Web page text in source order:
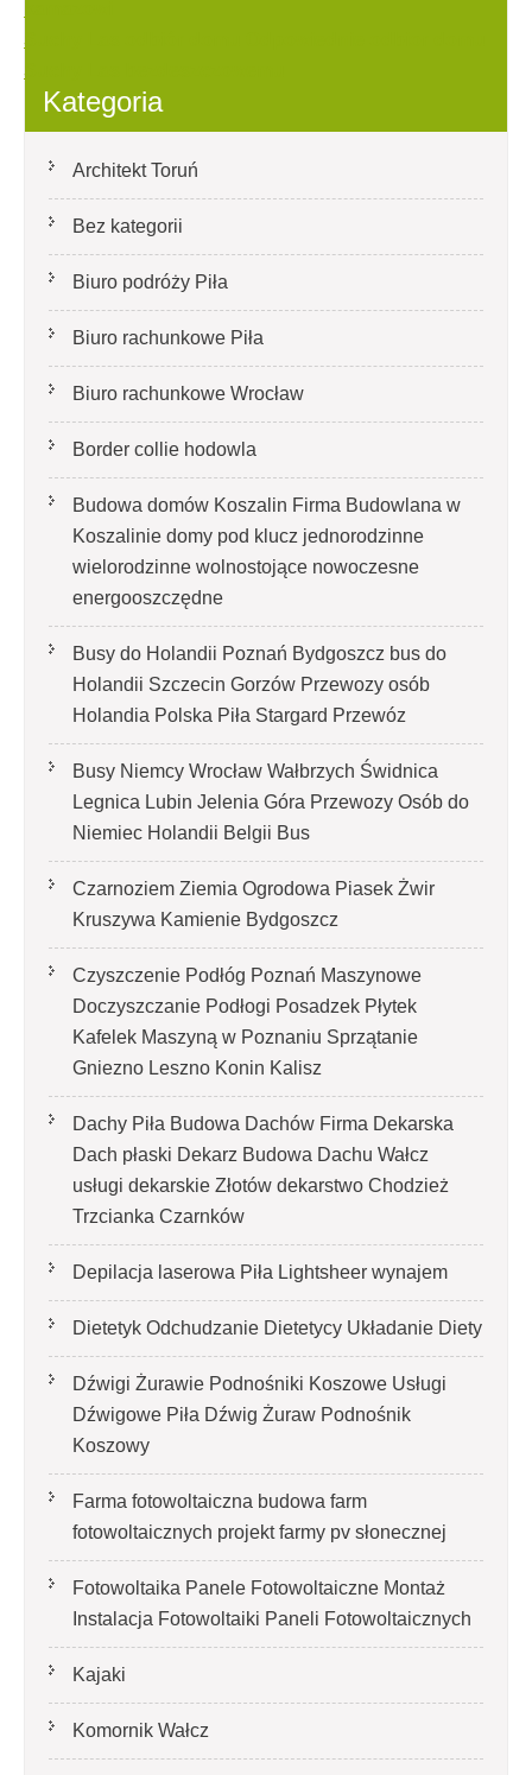
wpisu
Suchy Las odbiór domu Odpowiednie odbior domu
Suchy Las bezdeszczowemu
Kategoria
Architekt Toruń
Bez kategorii
Biuro podróży Piła
Biuro rachunkowe Piła
Biuro rachunkowe Wrocław
Border collie hodowla
Budowa domów Koszalin Firma Budowlana w
Koszalinie domy pod klucz jednorodzinne
wielorodzinne wolnostojące nowoczesne
energooszczędne
Busy do Holandii Poznań Bydgoszcz bus do
Holandii Szczecin Gorzów Przewozy osób
Holandia Polska Piła Stargard Przewóz
Busy Niemcy Wrocław Wałbrzych Świdnica
Legnica Lubin Jelenia Góra Przewozy Osób do
Niemiec Holandii Belgii Bus
Czarnoziem Ziemia Ogrodowa Piasek Żwir
Kruszywa Kamienie Bydgoszcz
Czyszczenie Podłóg Poznań Maszynowe
Doczyszczanie Podłogi Posadzek Płytek
Kafelek Maszyną w Poznaniu Sprzątanie
Gniezno Leszno Konin Kalisz
Dachy Piła Budowa Dachów Firma Dekarska
Dach płaski Dekarz Budowa Dachu Wałcz
usługi dekarskie Złotów dekarstwo Chodzież
Trzcianka Czarnków
Depilacja laserowa Piła Lightsheer wynajem
Dietetyk Odchudzanie Dietetycy Układanie Diety
Dźwigi Żurawie Podnośniki Koszowe Usługi
Dźwigowe Piła Dźwig Żuraw Podnośnik
Koszowy
Farma fotowoltaiczna budowa farm
fotowoltaicznych projekt farmy pv słonecznej
Fotowoltaika Panele Fotowoltaiczne Montaż
Instalacja Fotowoltaiki Paneli Fotowoltaicznych
Kajaki
Komornik Wałcz